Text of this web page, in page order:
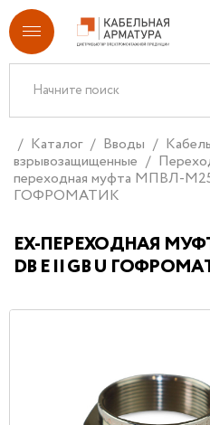
Каталог Вводы
взрывозащищенные
переходная муфта МПВЛ-
ГОФРОМАТИК
EX-ПЕРЕХОДНАЯ
DB E II GB U